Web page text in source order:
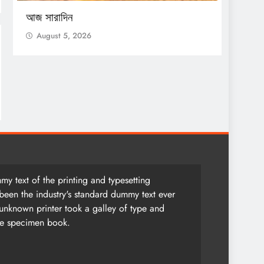
আজ সারাদিন
August 5, 2026
text of the printing and typesetting
the industry's standard dummy text ever
printer took a galley of type and
specimen book.